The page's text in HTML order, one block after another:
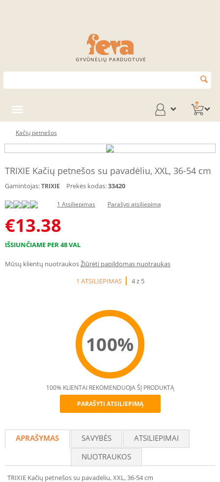
GYVŪNĖLIŲ PARDUOTUVĖ
0
Kačių petnešos
TRIXIE Kačių petnešos su pavadėliu, XXL, 36-54 cm
Gamintojas:TRIXIE Prekės kodas:33420
1 Atsiliepimas Parašyti atsiliepimą
€13.38
IŠSIUNČIAME PER 48 VAL
Mūsų klientų nuotraukosŽiūrėti papildomas nuotraukas
1 ATSILIEPIMAS
4 z 5
100%
Recommend
100% KLIENTAI REKOMENDUOJA ŠĮ PRODUKTĄ
PARAŠYTI ATSILIEPIMĄ
APRAŠYMAS SAVYBĖS
ATSILIEPIMAI
NUOTRAUKOS
TRIXIE Kačių petnešos su pavadėliu, XXL, 36-54 cm